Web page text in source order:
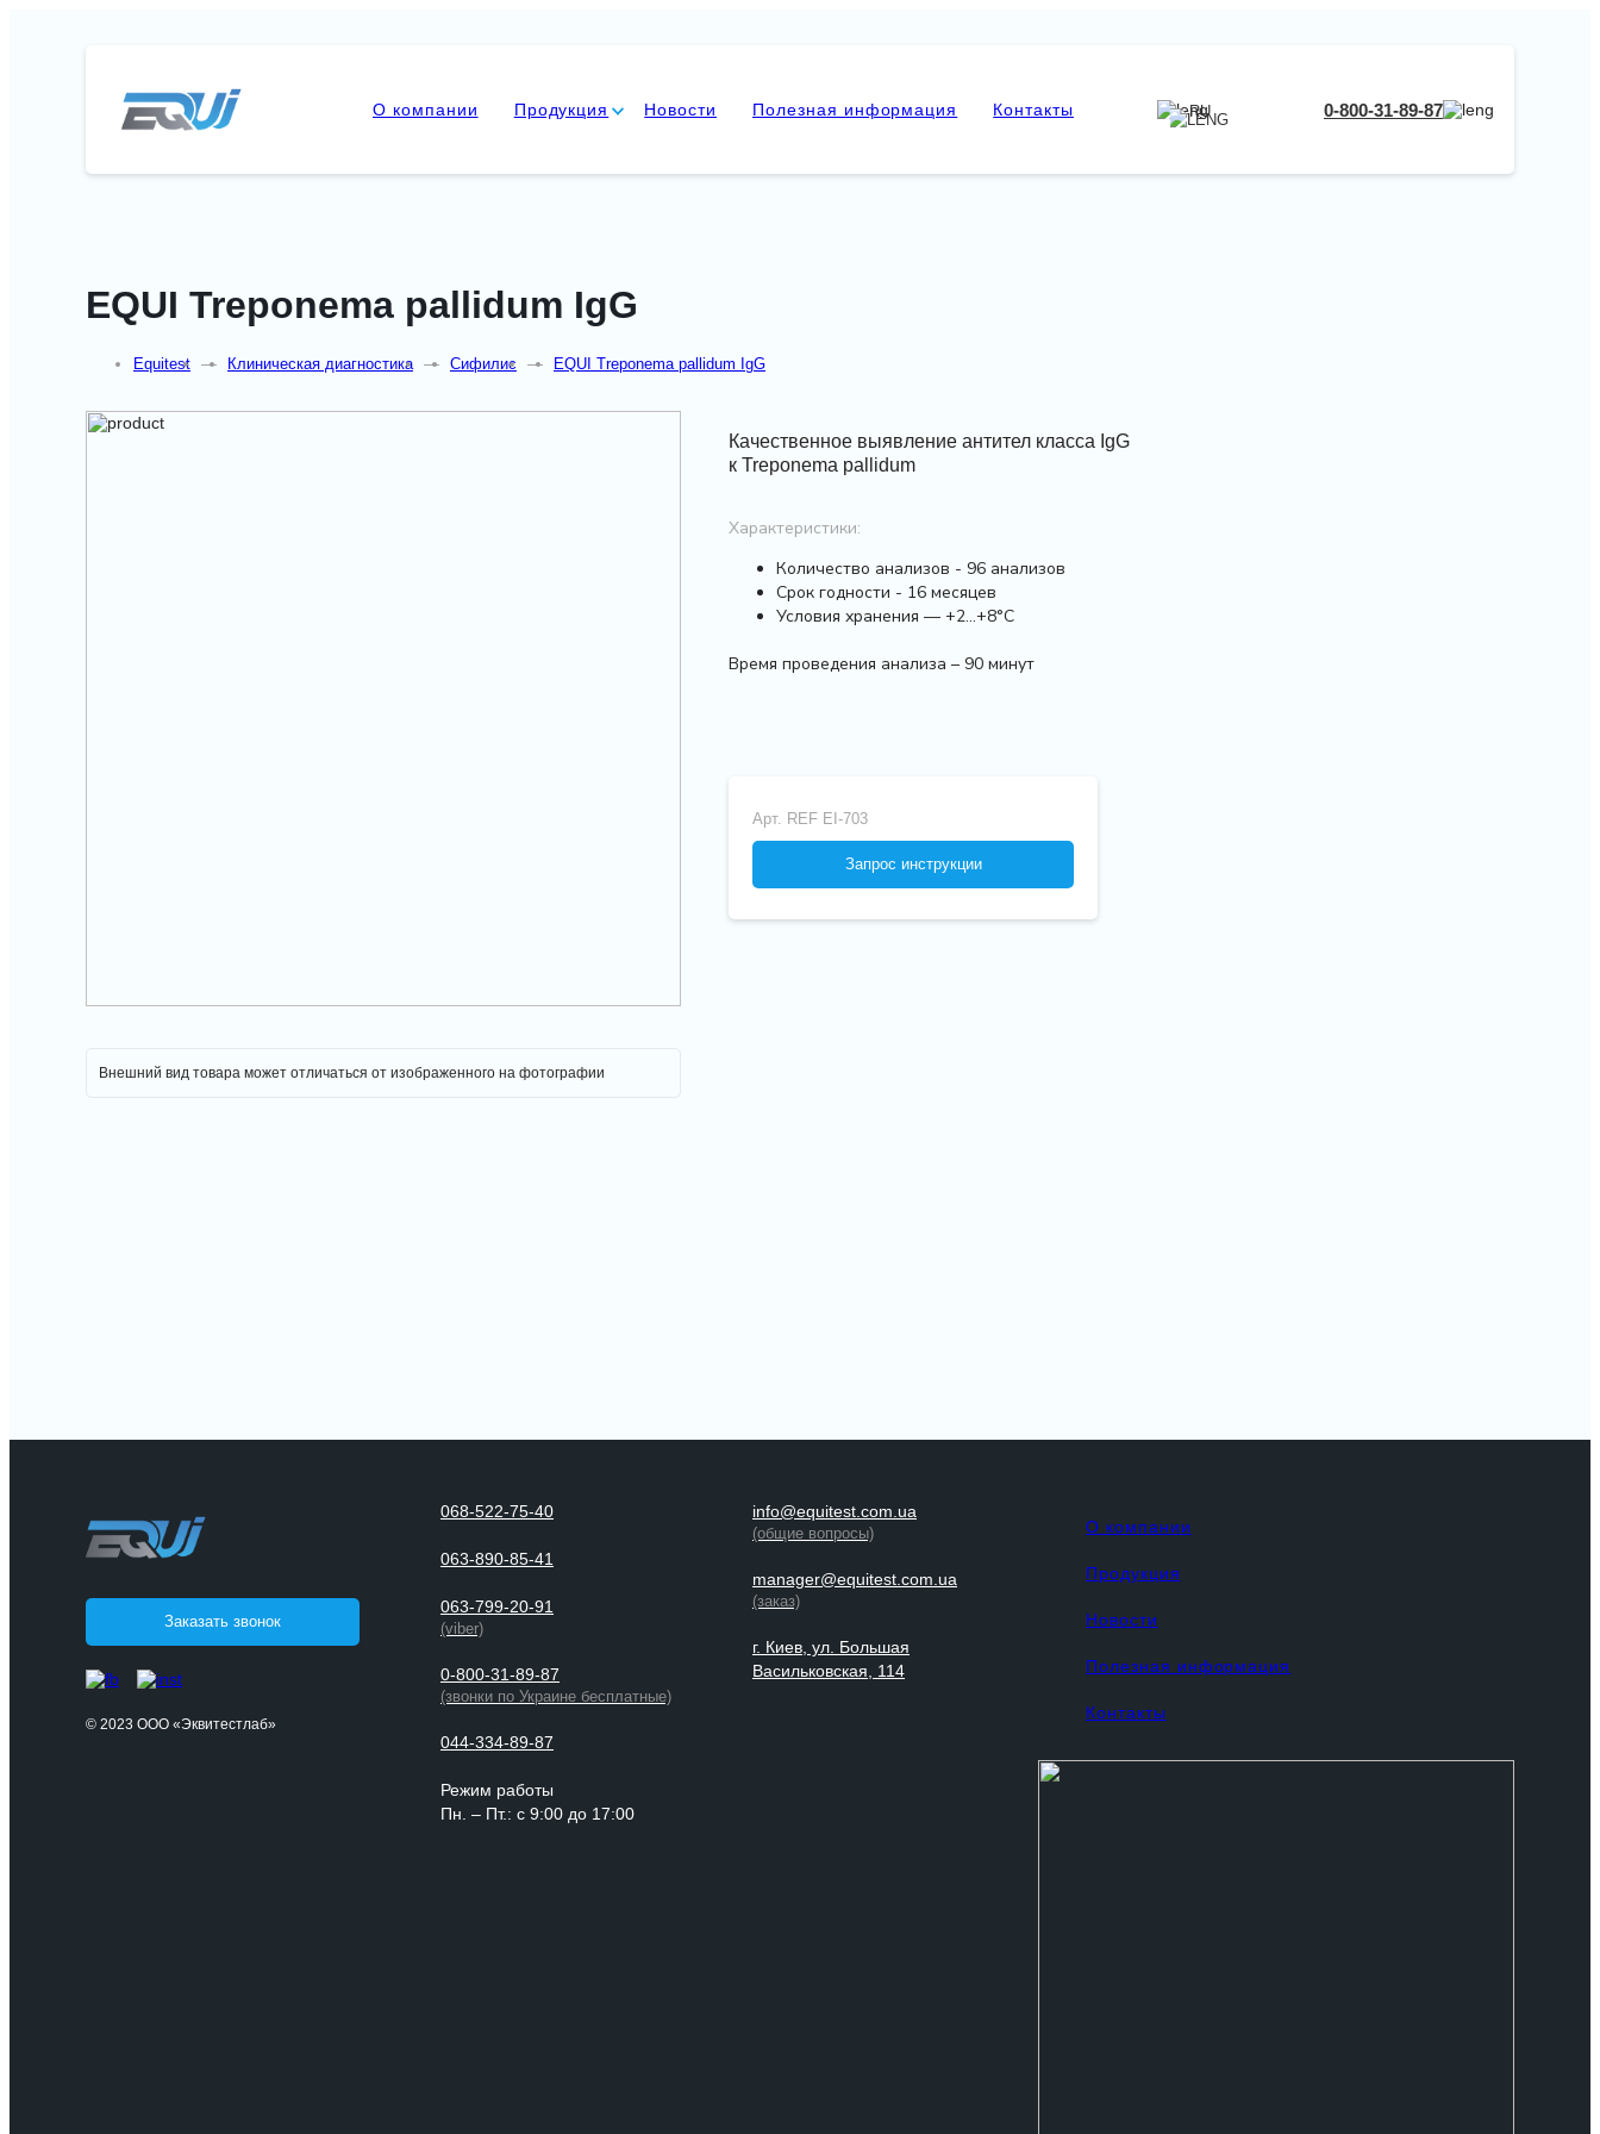
О компании Продукция Новости Полезная информация Контакты RU 0-800-31-89-87
EQUI Treponema pallidum IgG
Equitest — Клиническая диагностика — Сифилис — EQUI Treponema pallidum IgG
Внешний вид товара может отличаться от изображенного на фотографии
Качественное выявление антител класса IgG
к Treponema pallidum
Характеристики:
Количество анализов - 96 анализов
Срок годности - 16 месяцев
Условия хранения — +2…+8°С
Время проведения анализа – 90 минут
Арт. REF EI-703
Запрос инструкции
Заказать звонок
© 2023 ООО «Эквитестлаб»
068-522-75-40
063-890-85-41
063-799-20-91
(viber)
0-800-31-89-87
(звонки по Украине бесплатные)
044-334-89-87
Режим работы
Пн. – Пт.: с 9:00 до 17:00
info@equitest.com.ua
(общие вопросы)
manager@equitest.com.ua
(заказ)
г. Киев, ул. Большая
Васильковская, 114
О компании
Продукция
Новости
Полезная информация
Контакты